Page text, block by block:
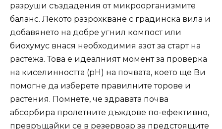
разруши създадения от микроорганизмите
баланс. Лекото разрохкване с градинска вила и
добавянето на добре угнил компост или
биохумус внася необходимия азот за старт на
растежа. Това е идеалният момент за проверка
на киселинността (pH) на почвата, което ще Ви
помогне да изберете правилните торове и
растения. Помнете, че здравата почва
абсорбира пролетните дъждове по-ефективно,
превръщайки се в резервоар за предстоящите